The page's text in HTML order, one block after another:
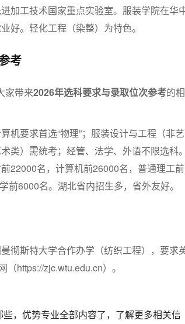
加工技术国家重点实验室。服装学院在华
好。轻化工程（染整）为特色。
考
家带来2026年选科要求与录取位次参考的相
机要求首选“物理”；服装设计与工程（非艺
类）需统考；经管、法学、外语不限选科。
22000名，计算机前26000名，普通理工前
6000名。湖北省内招生多，省外友好。
彻斯特大学合作办学（纺织工程），要求
https://zjc.wtu.edu.cn）。
，优势专业全部内容了，了解更多相关信